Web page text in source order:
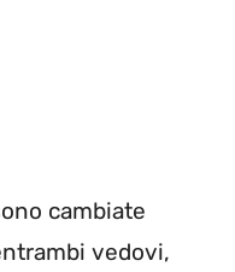
cambiate
vedovi,